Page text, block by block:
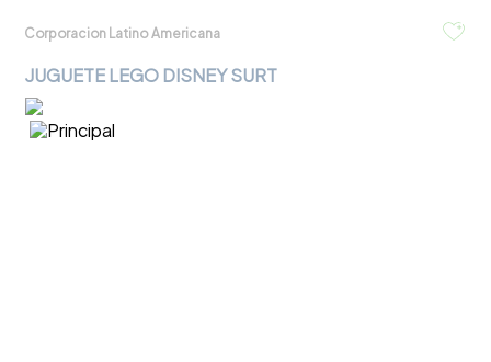
Corporacion Latino Americana
JUGUETE LEGO DISNEY SURT